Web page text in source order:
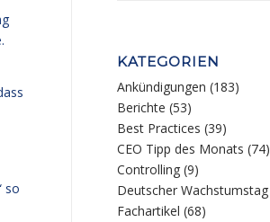
so
KATEGORIEN
Ankündigungen (183)
Berichte (53)
Best Practices (39)
CEO Tipp des Monats (74)
Controlling (9)
Deutscher Wachstumstag
Fachartikel (68)